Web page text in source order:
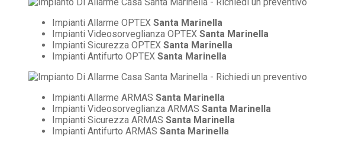
Impianti Allarme OPTEX Santa Marinella
Impianti Videosorveglianza OPTEX Santa Marinella
Impianti Sicurezza OPTEX Santa Marinella
Impianti Antifurto OPTEX Santa Marinella
Impianti Allarme ARMAS Santa Marinella
Impianti Videosorveglianza ARMAS Santa Marinella
Impianti Sicurezza ARMAS Santa Marinella
Impianti Antifurto ARMAS Santa Marinella